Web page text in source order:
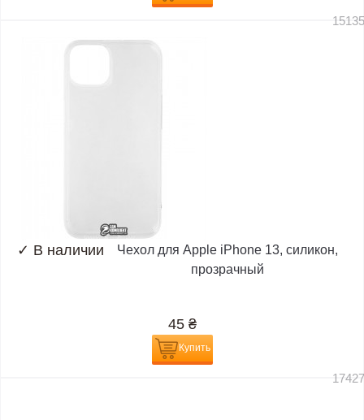
✓ В наличии
Чехол для Apple iPhone 13, силикон,
прозрачный
45 ₴
Купить